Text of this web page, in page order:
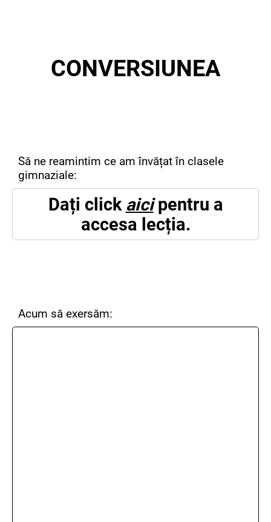
CONVERSIUNEA
Să ne reamintim ce am învățat în clasele
gimnaziale:
Dați click aicipentru a
accesa lecția.
Acum să exersăm: